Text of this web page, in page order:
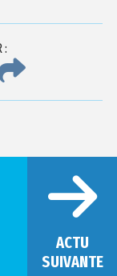
:
ACTU
SUIVANTE